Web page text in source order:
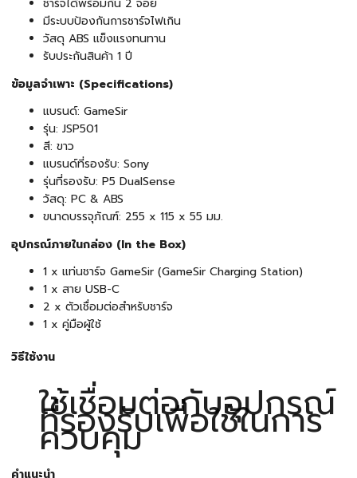
ชาร์จได้พร้อมกัน 2 จอย
มีระบบป้องกันการชาร์จไฟเกิน
วัสดุ ABS แข็งแรงทนทาน
รับประกันสินค้า 1 ปี
ข้อมูลจำเพาะ (Specifications)
แบรนด์: GameSir
รุ่น: JSP501
สี: ขาว
แบรนด์ที่รองรับ: Sony
รุ่นที่รองรับ: P5 DualSense
วัสดุ: PC & ABS
ขนาดบรรจุภัณฑ์: 255 x 115 x 55 มม.
อุปกรณ์ภายในกล่อง (In the Box)
1 x แท่นชาร์จ GameSir (GameSir Charging Station)
1 x สาย USB-C
2 x ตัวเชื่อมต่อสำหรับชาร์จ
1 x คู่มือผู้ใช้
วิธีใช้งาน
ใช้เชื่อมต่อกับอุปกรณ์
ที่รองรับเพื่อใช้ในการ
ควบคุม
คำแนะนำ